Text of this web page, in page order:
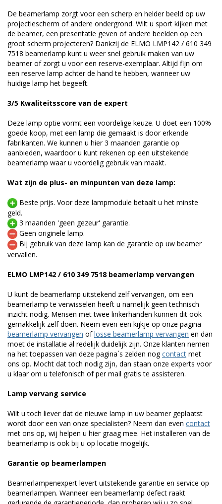
De beamerlamp zorgt voor een scherp en helder beeld op uw
projectiescherm of andere ondergrond. Wilt u sport kijken met
de beamer, een presentatie geven of andere beelden op een
groot scherm projecteren? Dankzij de ELMO LMP142 / 610 349
7518 beamerlamp kunt u weer snel gebruik maken van uw
beamer of zorgt u voor een reserve-exemplaar. Altijd fijn om
een reserve lamp achter de hand te hebben, wanneer uw
huidige lamp het begeeft.
3/5 Kwaliteitsscore van de expert
Deze lamp optie vormt een voordelige keuze. U doet een 100%
goede koop, met een lamp die gemaakt is door erkende
fabrikanten. We kunnen u hier 3 maanden garantie op
aanbieden, waardoor u kunt rekenen op een uitstekende
beamerlamp waar u voordelig gebruik van maakt.
Wat zijn de plus- en minpunten van deze lamp:
Beste prijs. Voor deze lampmodule betaalt u het minste
geld.
3 maanden 'geen gezeur' garantie.
Geen originele lamp.
Bij gebruik van deze lamp kan de garantie op uw beamer
vervallen.
ELMO LMP142 / 610 349 7518 beamerlamp vervangen
U kunt de beamerlamp uitstekend zelf vervangen, om een
beamerlamp te verwisselen heeft u namelijk geen technisch
inzicht nodig. Mensen met twee linkerhanden kunnen dit ook
gemakkelijk zelf doen. Neem even een kijkje op onze pagina
beamerlamp vervangen oflosse beamerlamp vervangen en dan
moet de installatie al redelijk duidelijk zijn. Onze klanten nemen
na het toepassen van deze pagina´s zelden nogcontact met
ons op. Mocht dat toch nodig zijn, dan staan onze experts voor
u klaar om u telefonisch of per mail gratis te assisteren.
Lamp vervang service
Wilt u toch liever dat de nieuwe lamp in uw beamer geplaatst
wordt door een van onze specialisten? Neem dan even contact
met ons op, wij helpen u hier graag mee. Het installeren van de
beamerlamp is ook bij u op locatie mogelijk.
Garantie op beamerlampen
Beamerlampenexpert levert uitstekende garantie en service op
beamerlampen. Wanneer een beamerlamp defect raakt